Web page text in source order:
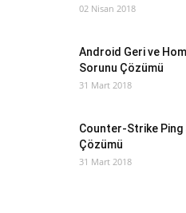
02 Nisan 2018
Android Geri ve
Sorunu Çözümü
31 Mart 2018
Counter-Strike Ping
Çözümü
31 Mart 2018